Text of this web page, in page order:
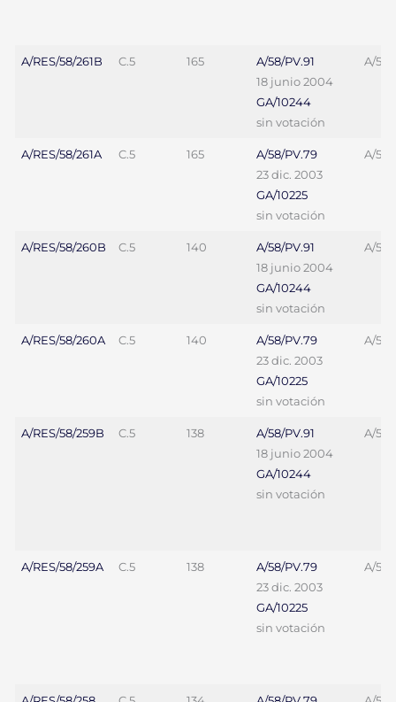
A/RES/58/261B C.5 165
A/58/PV.91
18 junio 2004
GA/10244
sin votación
A/58/
A/RES/58/261A C.5 165
A/58/PV.79
23 dic. 2003
GA/10225
sin votación
A/58/
A/RES/58/260B C.5 140
A/58/PV.91
18 junio 2004
GA/10244
sin votación
A/58/
A/RES/58/260A C.5 140
A/58/PV.79
23 dic. 2003
GA/10225
sin votación
A/58/
A/RES/58/259B C.5 138
A/58/PV.91
18 junio 2004
GA/10244
sin votación
A/58/
A/RES/58/259A C.5 138
A/58/PV.79
23 dic. 2003
GA/10225
sin votación
A/58/